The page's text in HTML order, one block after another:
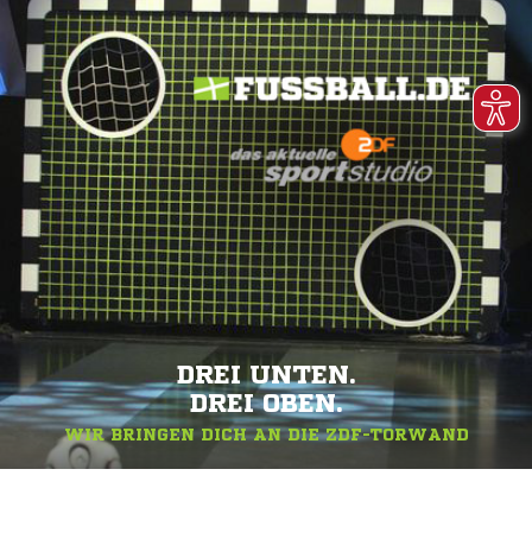
DREI UNTEN.
DREI OBEN.
WIR BRINGEN DICH AN DIE ZDF-TORWAND